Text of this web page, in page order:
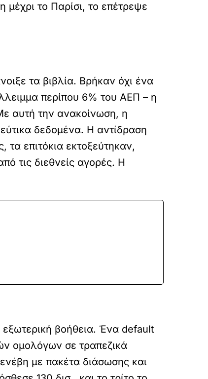
το Παρίσι, το επέτρεψε
τα βιβλία. Βρήκαν όχι ένα
περίπου 6% του ΑΕΠ – η
αυτή την ανακοίνωση, η
δεδομένα. Η αντίδραση
τα επιτόκια εκτοξεύτηκαν,
τις διεθνείς αγορές. Η
βοήθεια. Ένα default
ομολόγων σε τραπεζικά
με πακέτα διάσωσης και